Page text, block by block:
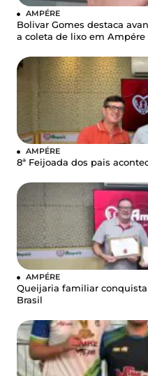
AMPÉRE
Bolivar Gomes destaca
a coleta de lixo em Ampére
AMPÉRE
8ª Feijoada dos pais
AMPÉRE
Queijaria familiar
Brasil